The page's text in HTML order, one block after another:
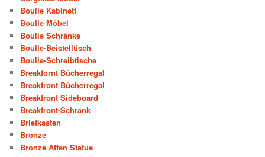
Boulle Kabinett
Boulle Möbel
Boulle Schränke
Boulle-Beistelltisch
Boulle-Schreibtische
Breakfornt Bücherregal
Breakfront Bücherregal
Breakfront Sideboard
Breakfront-Schrank
Briefkasten
Bronze
Bronze Affen Statue